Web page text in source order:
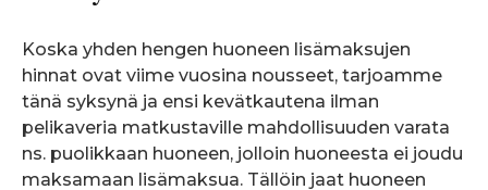
Koska yhden hengen huoneen lisämaksujen
hinnat ovat viime vuosina nousseet, tarjoamme
tänä syksynä ja ensi kevätkautena ilman
pelikaveria matkustaville mahdollisuuden varata
ns. puolikkaan huoneen, jolloin huoneesta ei joudu
maksamaan lisämaksua. Tällöin jaat huoneen